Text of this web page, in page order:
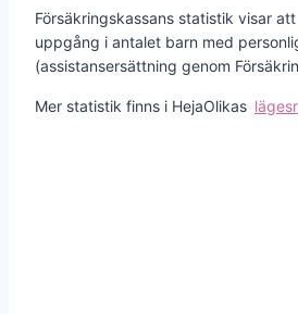
Försäkringskassans statistik visar
uppgång i antalet barn med
(assistansersättning genom
Mer statistik finns i HejaOlikas